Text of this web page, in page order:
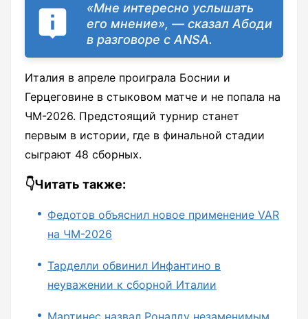
«Мне интересно услышать
его мнение», — сказал Абоди
в разговоре с ANSA.
Италия в апреле проиграла Боснии и
Герцеговине в стыковом матче и не попала на
ЧМ-2026. Предстоящий турнир станет
первым в истории, где в финальной стадии
сыграют 48 сборных.
👇Читать также:
Федотов объяснил новое применение VAR
на ЧМ-2026
Тарделли обвинил Инфантино в
неуважении к сборной Италии